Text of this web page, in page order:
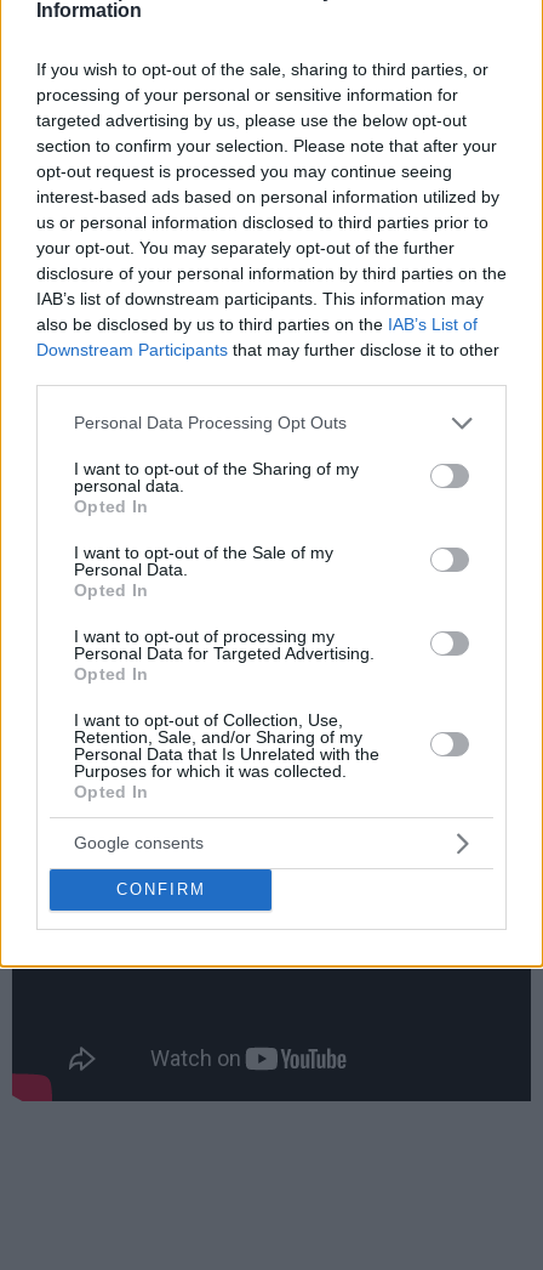
Information
If you wish to opt-out of the sale, sharing to third parties, or
processing of your personal or sensitive information for
targeted advertising by us, please use the below opt-out
section to confirm your selection. Please note that after your
opt-out request is processed you may continue seeing
interest-based ads based on personal information utilized by
us or personal information disclosed to third parties prior to
your opt-out. You may separately opt-out of the further
disclosure of your personal information by third parties on the
IAB’s list of downstream participants. This information may
also be disclosed by us to third parties on the IAB’s List of
Downstream Participants that may further disclose it to other
Please note that this website/app uses one or more Google
not limited to your visit or usage behaviour. You may click to
grant or deny consent to Google and its third-party tags to
use your data for below specified purposes in below Google
consent section.
Personal Data Processing Opt Outs
I want to opt-out of the Sharing of my
personal data.
Opted In
I want to opt-out of the Sale of my
Personal Data.
Opted In
I want to opt-out of processing my
Personal Data for Targeted Advertising.
Opted In
I want to opt-out of Collection, Use,
Retention, Sale, and/or Sharing of my
Personal Data that Is Unrelated with the
Purposes for which it was collected.
Opted In
Google consents
CONFIRM
Τα δεκάλεπτα: 15-24, 30-49, 55-64, 78-88
Θυμηθείτε τη βραδιά του με το τριφύλλι